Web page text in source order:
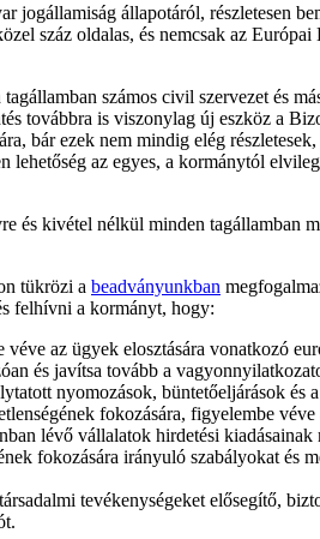
állapotáról, részletesen
száz oldalas, és nemcsak az
számos civil szervezet és
továbbra is viszonylag új eszköz a
bár ezek nem mindig elég
az egyes, a kormánytól
és kivétel nélkül minden tagállamban
tükrözi a beadványunkban
felhívni a kormányt, hogy:
az ügyek elosztására vonatkozó
és javítsa tovább a
nyomozások, büntetőeljárások és
fokozására, figyelembe
lévő vállalatok hirdetési kiadásainak
fokozására irányuló szabályokat
tevékenységeket elősegítő,